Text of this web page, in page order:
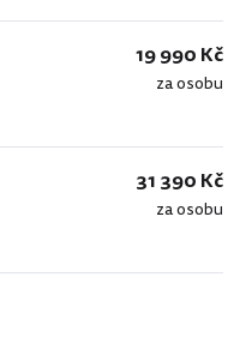
19 990 Kč
za osobu
31 390 Kč
za osobu